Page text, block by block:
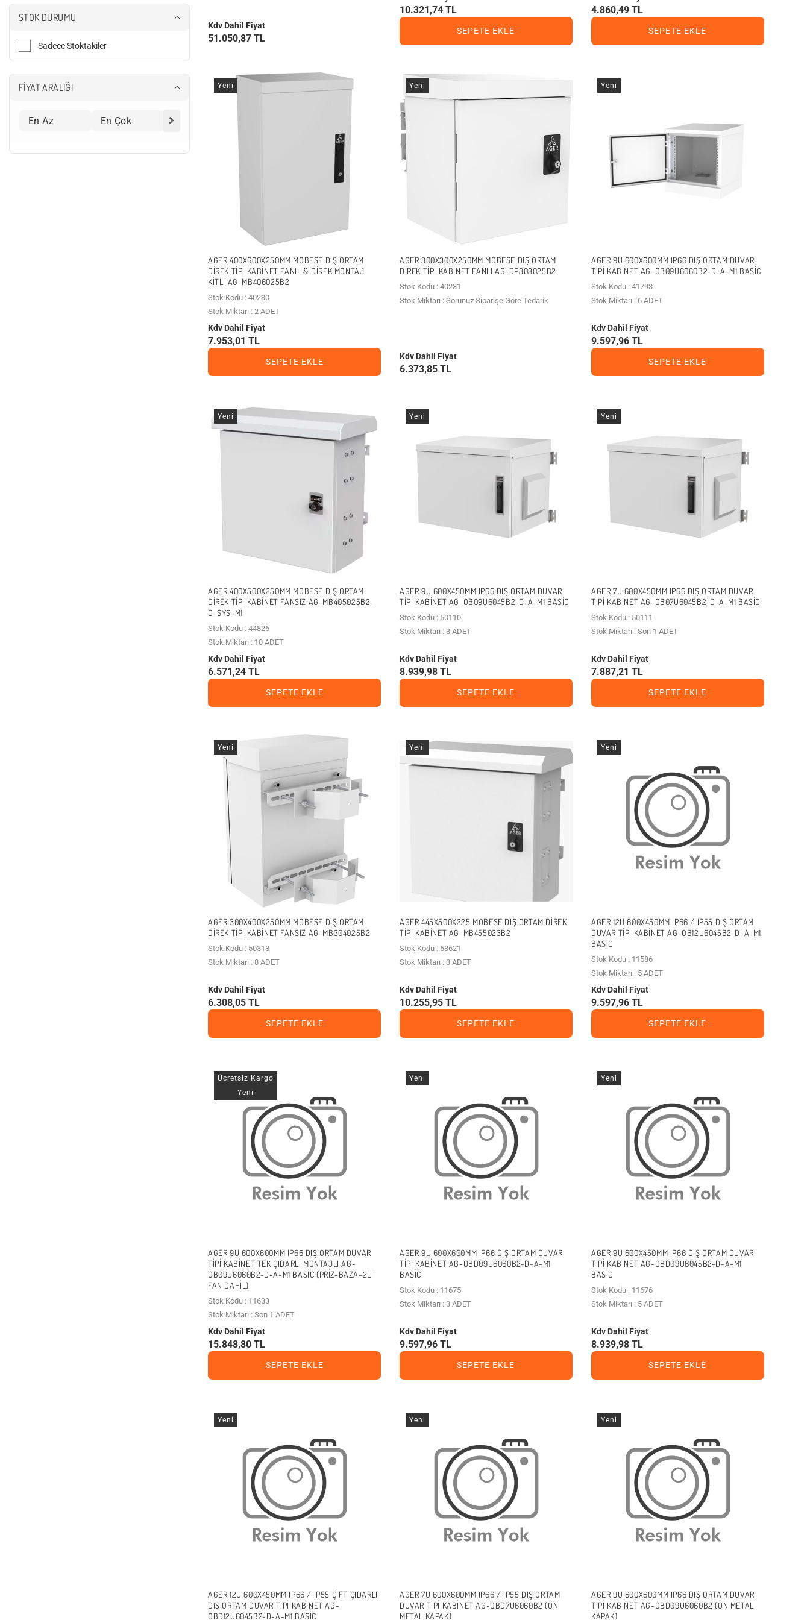
d
r
)
r
i
e
m
o
t
STOK DURUMU
Sadece Stoktakiler
FİYAT ARALIĞI
Kdv Dahil Fiyat
51.050,87 TL
10.321,74 TL
SEPETE EKLE
4.860,49 TL
SEPETE EKLE
Yeni
AGER 400X600X250MM MOBESE DIŞ ORTAM
DIREK TIPI KABINET FANLI & DIREK MONTAJ
KITLI AG-MB406025B2
Stok Kodu : 40230
Stok Miktarı : 2 ADET
Kdv Dahil Fiyat
7.953,01 TL
SEPETE EKLE
Yeni
AGER 300X300X250MM MOBESE DIŞ ORTAM
DIREK TIPI KABINET FANLI AG-DP303025B2
Stok Kodu : 40231
Stok Miktarı : Sorunuz Siparişe Göre Tedarik
Kdv Dahil Fiyat
6.373,85 TL
Yeni
AGER 9U 600X600MM IP66 DIŞ ORTAM DUVAR
TIPI KABINET AG-OB09U6060B2-D-A-M1 BASIC
Stok Kodu : 41793
Stok Miktarı : 6 ADET
Kdv Dahil Fiyat
9.597,96 TL
SEPETE EKLE
Yeni
AGER 400X500X250MM MOBESE DIŞ ORTAM
DIREK TIPI KABINET FANSIZ AG-MB405025B2-
D-SYS-M1
Stok Kodu : 44826
Stok Miktarı : 10 ADET
Kdv Dahil Fiyat
6.571,24 TL
SEPETE EKLE
Yeni
AGER 9U 600X450MM IP66 DIŞ ORTAM DUVAR
TIPI KABINET AG-OB09U6045B2-D-A-M1 BASIC
Stok Kodu : 50110
Stok Miktarı : 3 ADET
Kdv Dahil Fiyat
8.939,98 TL
SEPETE EKLE
Yeni
AGER 7U 600X450MM IP66 DIŞ ORTAM DUVAR
TIPI KABINET AG-OB07U6045B2-D-A-M1 BASIC
Stok Kodu : 50111
Stok Miktarı : Son 1 ADET
Kdv Dahil Fiyat
7.887,21 TL
SEPETE EKLE
Yeni
AGER 300X400X250MM MOBESE DIŞ ORTAM
DIREK TIPI KABINET FANSIZ AG-MB304025B2
Stok Kodu : 50313
Stok Miktarı : 8 ADET
Kdv Dahil Fiyat
6.308,05 TL
SEPETE EKLE
Yeni
AGER 445X500X225 MOBESE DIŞ ORTAM DIREK
TIPI KABINET AG-MB455023B2
Stok Kodu : 53621
Stok Miktarı : 3 ADET
Kdv Dahil Fiyat
10.255,95 TL
SEPETE EKLE
Yeni
AGER 12U 600X450MM IP66 / IP55 DIŞ ORTAM
DUVAR TIPI KABINET AG-OB12U6045B2-D-A-M1
BASIC
Stok Kodu : 11586
Stok Miktarı : 5 ADET
Kdv Dahil Fiyat
9.597,96 TL
SEPETE EKLE
Ücretsiz Kargo
Yeni
AGER 9U 600X600MM IP66 DIŞ ORTAM DUVAR
TIPI KABINET TEK ÇIDARLI MONTAJLI AG-
OB09U6060B2-D-A-M1 BASIC (PRİZ-BAZA-2Lİ
FAN DAHİL)
Stok Kodu : 11633
Stok Miktarı : Son 1 ADET
Kdv Dahil Fiyat
15.848,80 TL
SEPETE EKLE
Yeni
AGER 9U 600X600MM IP66 DIŞ ORTAM DUVAR
TIPI KABINET AG-OBD09U6060B2-D-A-M1
BASIC
Stok Kodu : 11675
Stok Miktarı : 3 ADET
Kdv Dahil Fiyat
9.597,96 TL
SEPETE EKLE
Yeni
AGER 9U 600X450MM IP66 DIŞ ORTAM DUVAR
TIPI KABINET AG-OBD09U6045B2-D-A-M1
BASIC
Stok Kodu : 11676
Stok Miktarı : 5 ADET
Kdv Dahil Fiyat
8.939,98 TL
SEPETE EKLE
Yeni
AGER 12U 600X450MM IP66 / IP55 ÇIFT ÇIDARLI
DIŞ ORTAM DUVAR TIPI KABINET AG-
OBD12U6045B2-D-A-M1 BASIC
Yeni
AGER 7U 600X600MM IP66 / IP55 DIŞ ORTAM
DUVAR TIPI KABINET AG-OBD7U6060B2 (ÖN
METAL KAPAK)
Yeni
AGER 9U 600X600MM IP66 DIŞ ORTAM DUVAR
TIPI KABINET AG-OBD09U6060B2 (ÖN METAL
KAPAK)